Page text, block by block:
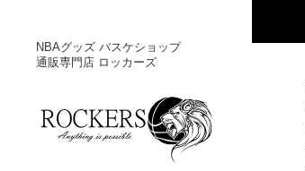
NBAグッズ バスケショップ
通販専門店 ロッカーズ